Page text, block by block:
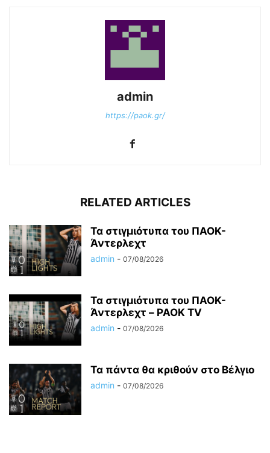
admin
https://paok.gr/
RELATED ARTICLES
Τα στιγμιότυπα του ΠΑΟΚ-
Άντερλεχτ
admin - 07/08/2026
Τα στιγμιότυπα του ΠΑΟΚ-
Άντερλεχτ – PAOK TV
admin - 07/08/2026
Τα πάντα θα κριθούν στο Βέλγιο
admin - 07/08/2026